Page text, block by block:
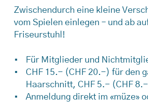
Zwischendurch eine kleine
vom Spielen einlegen – und ab
Friseurstuhl!
Für Mitglieder und
CHF 15.- (CHF 20.-) für den
Haarschnitt, CHF 5.- (CHF
Anmeldung direkt im «müze»